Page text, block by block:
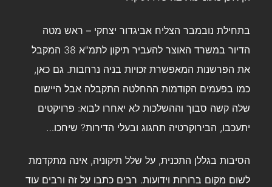
בתחילת נובמבר הצליח אביגדור יצחקי – ראש מטה
הדיור במשרד האוצר להעביר תיקון לתמ"א 38 המקבל
את הפרשנות המאפשרת זכויות בניה נרחבות. גם כאן,
כמו בפעמים הקודמות ההחלטה התקבלה אבל היישום
שלה קשה סבוך וההשלכות לא יאחרו לבוא: פרויקטים
יתעכבו, הבירוקרטיה תחגוג ובעלי הדירות? שיחכו…
הסיבות בגללן התכנית, על שלל תיקוניה, אינה מתקדמת
לשום מקום ברורות וידועות. רבים כתבו על זה ורבים עוד